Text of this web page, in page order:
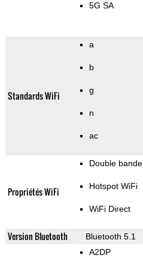
5G SA
Standards WiFi
a
b
g
n
ac
Propriétés WiFi
Double bande
Hotspot WiFi
WiFi Direct
Version Bluetooth Bluetooth 5.1
A2DP